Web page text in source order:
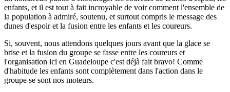
enfants, et il est tout à fait incroyable de voir comment l'ensemble de
la population à admiré, soutenu, et surtout compris le message des
dunes d'espoir et la fusion entre les enfants et les coureurs.
Si, souvent, nous attendons quelques jours avant que la glace se
brise et la fusion du groupe se fasse entre les coureurs et
l'organisation ici en Guadeloupe c'est déjà fait bravo! Comme
d'habitude les enfants sont complètement dans l'action dans le
groupe se sont nos moteurs.